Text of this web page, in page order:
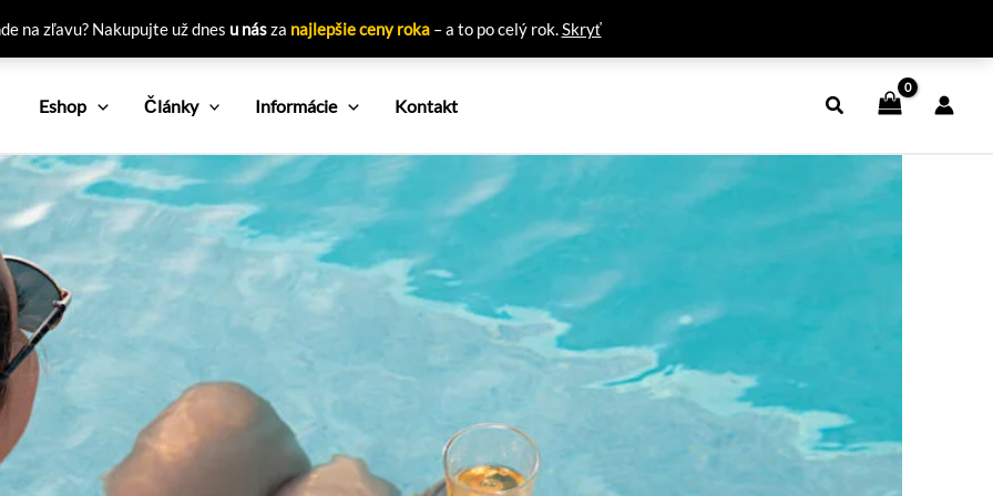
na zľavu? Nakupujte už dnes u násza najlepšie ceny roka– a to po celý rok.Skryť
Eshop Články Informácie Kontakt